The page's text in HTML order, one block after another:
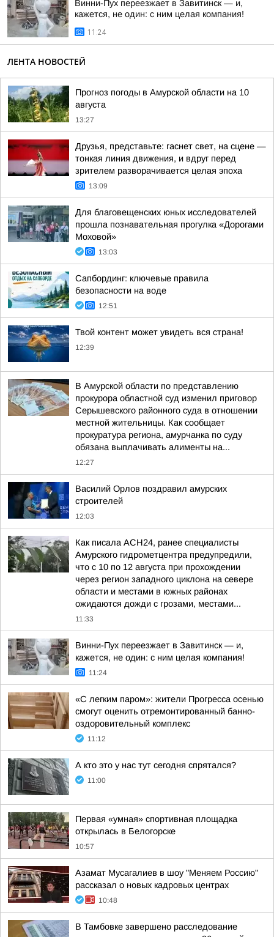
Винни-Пух переезжает в Завитинск — и,
кажется, не один: с ним целая компания!
11:24
ЛЕНТА НОВОСТЕЙ
Прогноз погоды в Амурской области на 10
августа
13:27
Друзья, представьте: гаснет свет, на сцене —
тонкая линия движения, и вдруг перед
зрителем разворачивается целая эпоха
13:09
Для благовещенских юных исследователей
прошла познавательная прогулка «Дорогами
Моховой»
13:03
Сапбординг: ключевые правила
безопасности на воде
12:51
Твой контент может увидеть вся страна!
12:39
В Амурской области по представлению
прокурора областной суд изменил приговор
Серышевского районного суда в отношении
местной жительницы. Как сообщает
прокуратура региона, амурчанка по суду
обязана выплачивать алименты на...
12:27
Василий Орлов поздравил амурских
строителей
12:03
Как писала АСН24, ранее специалисты
Амурского гидрометцентра предупредили,
что с 10 по 12 августа при прохождении
через регион западного циклона на севере
области и местами в южных районах
ожидаются дожди с грозами, местами...
11:33
Винни-Пух переезжает в Завитинск — и,
кажется, не один: с ним целая компания!
11:24
«С легким паром»: жители Прогресса осенью
смогут оценить отремонтированный банно-
оздоровительный комплекс
11:12
А кто это у нас тут сегодня спрятался?
11:00
Первая «умная» спортивная площадка
открылась в Белогорске
10:57
Азамат Мусагалиев в шоу "Меняем Россию"
рассказал о новых кадровых центрах
10:48
В Тамбовке завершено расследование